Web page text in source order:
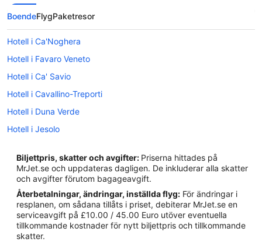
BoendeFlygPaketresor
Hotell i Ca'Noghera
Hotell i Favaro Veneto
Hotell i Ca' Savio
Hotell i Cavallino-Treporti
Hotell i Duna Verde
Hotell i Jesolo
Hotell i Noventa di Piave
Hotell i Ottava Presa
Hotell i Porto Santa Margherita
Hotell i Portogruaro
Hotell i Punta Sabbioni
Biljettpris, skatter och avgifter: Priserna hittades på
MrJet.se och uppdateras dagligen. De inkluderar alla skatter
och avgifter förutom bagageavgift.
Återbetalningar, ändringar, inställda flyg: För ändringar i
resplanen, om sådana tillåts i priset, debiterar MrJet.se en
serviceavgift på £10.00 / 45.00 Euro utöver eventuella
tillkommande kostnader för nytt biljettpris och tillkommande
skatter.